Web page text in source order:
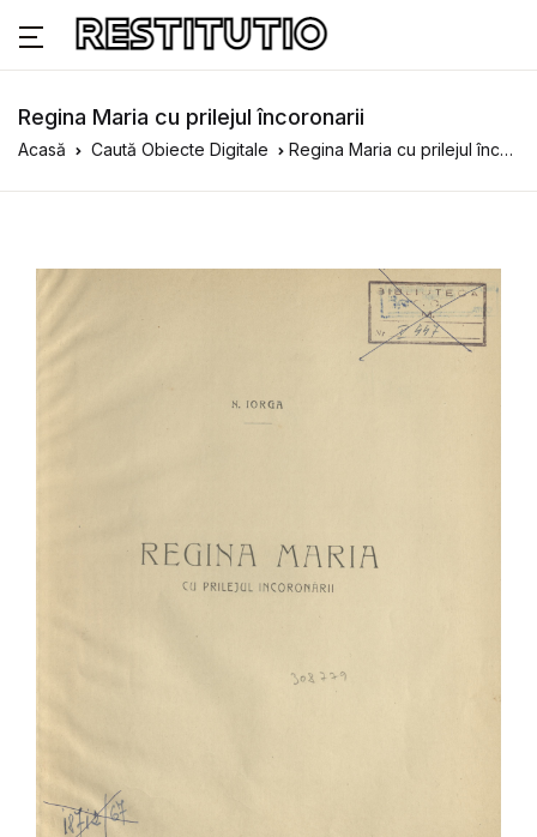
Regina Maria cu prilejul încoronarii
Acasă Caută Obiecte Digitale Regina Maria cu prilejul încoronarii